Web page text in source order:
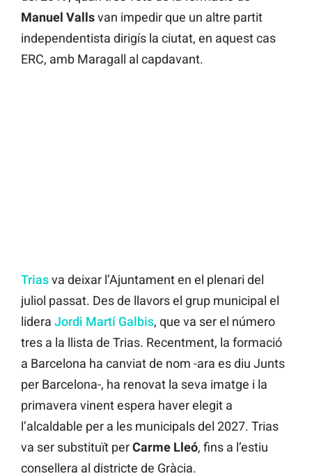
Manuel Vallsvan impedir que un altre partit
independentista dirigís la ciutat, en aquest cas
ERC, amb Maragall al capdavant.
Triasva deixar l’Ajuntament en el plenari del
juliol passat. Des de llavors el grup municipal el
lidera Jordi Martí Galbis, que va ser el número
tres a la llista de Trias. Recentment, la formació
a Barcelona ha canviat de nom -ara es diu Junts
per Barcelona-, ha renovat la seva imatge i la
primavera vinent espera haver elegit a
l’alcaldable per a les municipals del 2027. Trias
va ser substituït perCarme Lleó, fins a l’estiu
consellera al districte de Gràcia.